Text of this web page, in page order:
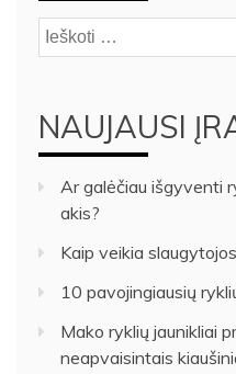
Ieškoti:
NAUJAUSI
Ar galėčiau išgyventi
akis?
Kaip veikia
10 pavojingiausių
Mako ryklių jaunikliai
neapvaisintais